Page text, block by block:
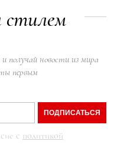
стилем
получай новости из мира
первым
ПОДПИСАТЬСЯ
с политикой